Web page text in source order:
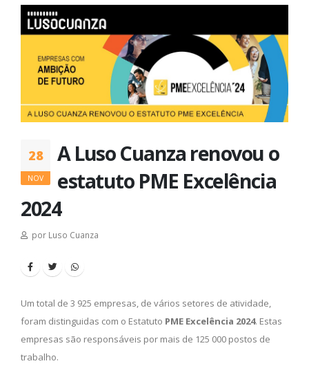
28
NOV
A Luso Cuanza renovou o
estatuto PME Excelência
2024
por Luso Cuanza
Um total de 3 925 empresas, de vários setores de atividade,
foram distinguidas com o Estatuto PME Excelência 2024. Estas
empresas são responsáveis por mais de 125 000 postos de
trabalho.